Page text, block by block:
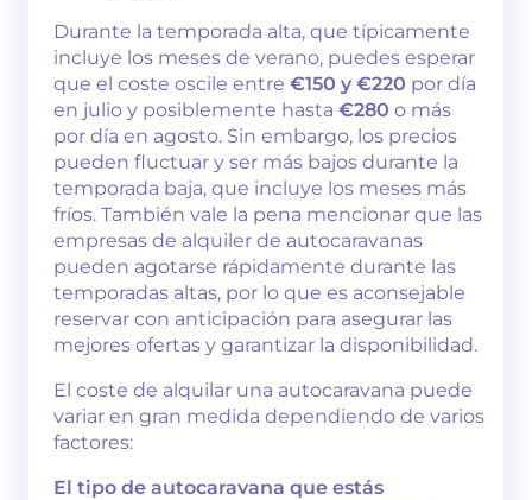
Durante la temporada alta, que típicamente
incluye los meses de verano, puedes esperar
que el coste oscile entre €150 y €220 por día
en julio y posiblemente hasta €280 o más
por día en agosto. Sin embargo, los precios
pueden fluctuar y ser más bajos durante la
temporada baja, que incluye los meses más
fríos. También vale la pena mencionar que las
empresas de alquiler de autocaravanas
pueden agotarse rápidamente durante las
temporadas altas, por lo que es aconsejable
reservar con anticipación para asegurar las
mejores ofertas y garantizar la disponibilidad.
El coste de alquilar una autocaravana puede
variar en gran medida dependiendo de varios
factores:
El tipo de autocaravana que estás